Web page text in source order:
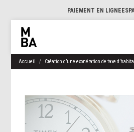
PAIEMENT EN LIGNE
Accueil Création d’une exonération de taxe